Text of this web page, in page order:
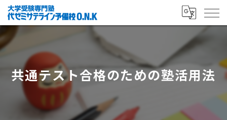
共通テスト合格のための塾活用法